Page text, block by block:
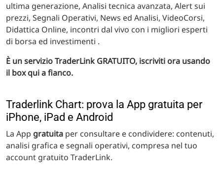
ultima generazione, Analisi tecnica avanzata, Alert sui
prezzi, Segnali Operativi, News ed Analisi, VideoCorsi,
Didattica Online, incontri dal vivo con i migliori esperti
di borsa ed investimenti .
È un servizio TraderLink GRATUITO, iscriviti ora usando
il box qui a fianco.
Traderlink Chart: prova la App gratuita per
iPhone, iPad e Android
La App gratuita per consultare e condividere: contenuti,
analisi grafica e segnali operativi, compresa nel tuo
account gratuito TraderLink.